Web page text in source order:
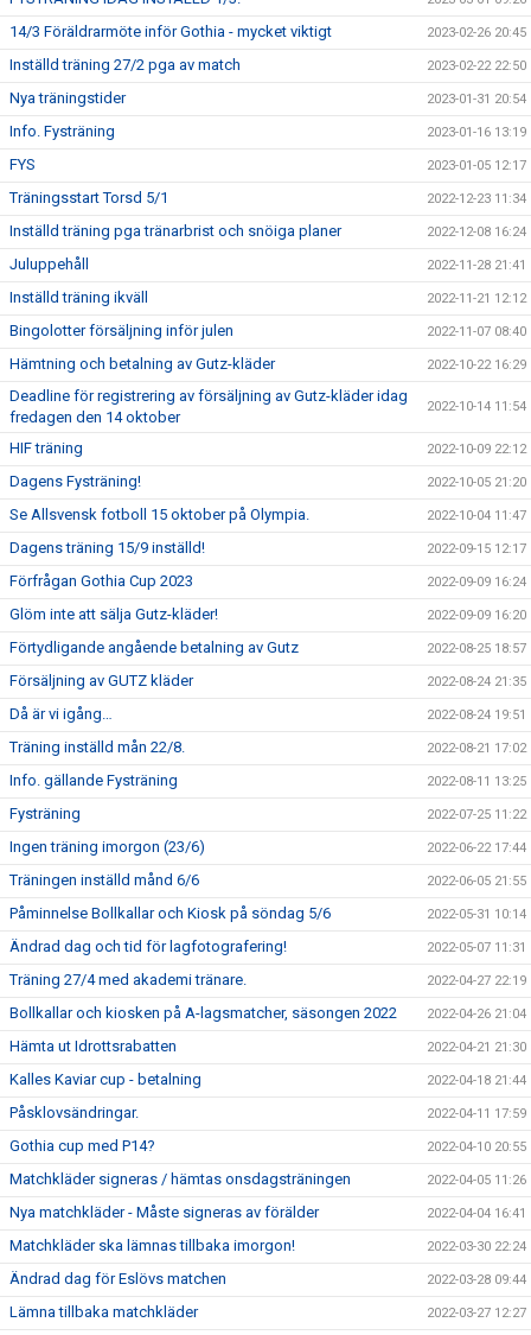
14/3 Föräldrarmöte inför Gothia - mycket viktigt 2023-02-26 20:45
Inställd träning 27/2 pga av match 2023-02-22 22:50
Nya träningstider 2023-01-31 20:54
Info. Fysträning 2023-01-16 13:19
FYS 2023-01-05 12:17
Träningsstart Torsd 5/1 2022-12-23 11:34
Inställd träning pga tränarbrist och snöiga planer 2022-12-08 16:24
Juluppehåll 2022-11-28 21:41
Inställd träning ikväll 2022-11-21 12:12
Bingolotter försäljning inför julen 2022-11-07 08:40
Hämtning och betalning av Gutz-kläder 2022-10-22 16:29
Deadline för registrering av försäljning av Gutz-kläder idag
fredagen den 14 oktober
2022-10-14 11:54
HIF träning 2022-10-09 22:12
Dagens Fysträning! 2022-10-05 21:20
Se Allsvensk fotboll 15 oktober på Olympia. 2022-10-04 11:47
Dagens träning 15/9 inställd! 2022-09-15 12:17
Förfrågan Gothia Cup 2023 2022-09-09 16:24
Glöm inte att sälja Gutz-kläder! 2022-09-09 16:20
Förtydligande angående betalning av Gutz 2022-08-25 18:57
Försäljning av GUTZ kläder 2022-08-24 21:35
Då är vi igång… 2022-08-24 19:51
Träning inställd mån 22/8. 2022-08-21 17:02
Info. gällande Fysträning 2022-08-11 13:25
Fysträning 2022-07-25 11:22
Ingen träning imorgon (23/6) 2022-06-22 17:44
Träningen inställd månd 6/6 2022-06-05 21:55
Påminnelse Bollkallar och Kiosk på söndag 5/6 2022-05-31 10:14
Ändrad dag och tid för lagfotografering! 2022-05-07 11:31
Träning 27/4 med akademi tränare. 2022-04-27 22:19
Bollkallar och kiosken på A-lagsmatcher, säsongen 2022 2022-04-26 21:04
Hämta ut Idrottsrabatten 2022-04-21 21:30
Kalles Kaviar cup - betalning 2022-04-18 21:44
Påsklovsändringar. 2022-04-11 17:59
Gothia cup med P14? 2022-04-10 20:55
Matchkläder signeras / hämtas onsdagsträningen 2022-04-05 11:26
Nya matchkläder - Måste signeras av förälder 2022-04-04 16:41
Matchkläder ska lämnas tillbaka imorgon! 2022-03-30 22:24
Ändrad dag för Eslövs matchen 2022-03-28 09:44
Lämna tillbaka matchkläder 2022-03-27 12:27